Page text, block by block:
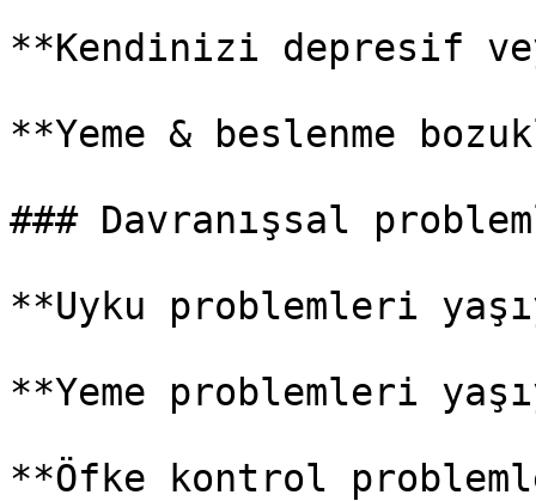
**Kendinizi depresif
**Yeme & beslenme
### Davranışsal
**Uyku problemleri
**Yeme problemleri
**Öfke kontrol